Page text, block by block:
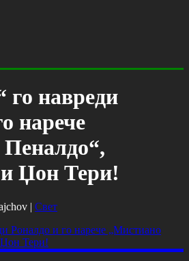
навреди
нарече
Џон Тери!
| Свет